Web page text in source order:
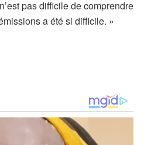
pas difficile de comprendre
a été si difficile. »